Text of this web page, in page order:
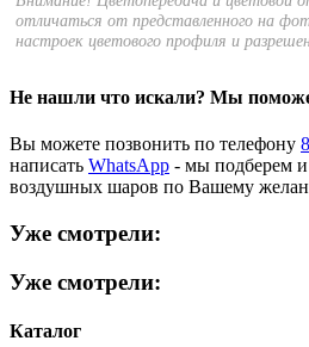
отличаться от представленного на
настроек цветового профиля и
Не нашли что искали? Мы
Вы можете позвонить по телефону
написать WhatsApp - мы подберем
воздушных шаров по Вашему
Уже смотрели:
Уже смотрели:
Каталог